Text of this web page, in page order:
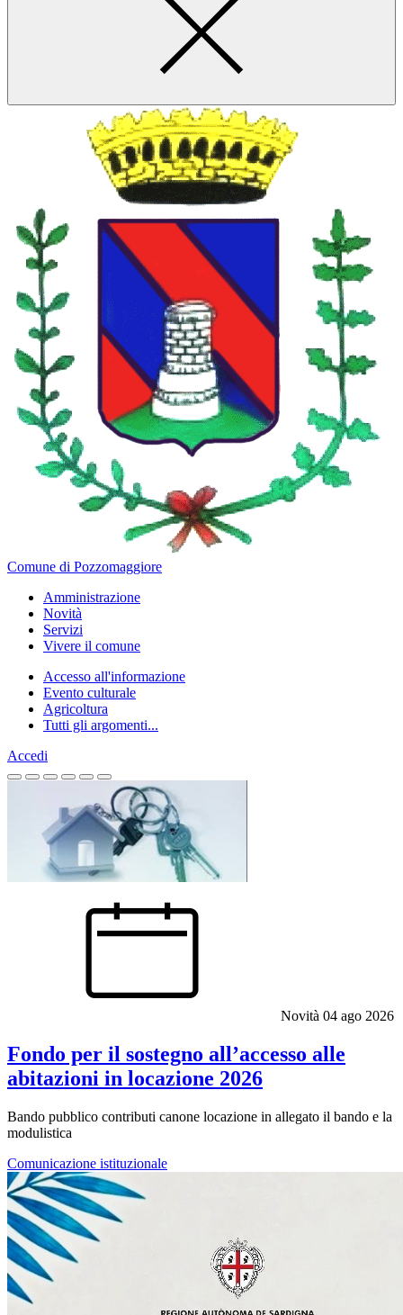
Comune di Pozzomaggiore
Amministrazione
Novità
Servizi
Vivere il comune
Accesso all'informazione
Evento culturale
Agricoltura
Tutti gli argomenti...
Accedi
Homepage
Novità 04 ago 2026
Fondo per il sostegno all’accesso alle
abitazioni in locazione 2026
Bando pubblico contributi canone locazione in allegato il bando e la
modulistica
Comunicazione istituzionale